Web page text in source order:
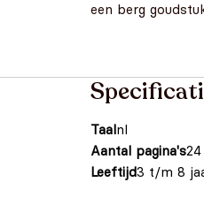
een berg
Taalnl
Aantal pagina's24
Leeftijd3 t/m 8